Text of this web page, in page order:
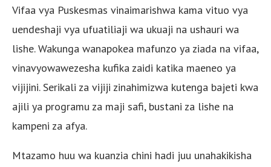
Vifaa vya Puskesmas vinaimarishwa kama vituo vya
uendeshaji vya ufuatiliaji wa ukuaji na ushauri wa
lishe. Wakunga wanapokea mafunzo ya ziada na vifaa,
vinavyowawezesha kufika zaidi katika maeneo ya
vijijini. Serikali za vijiji zinahimizwa kutenga bajeti kwa
ajili ya programu za maji safi, bustani za lishe na
kampeni za afya.
Mtazamo huu wa kuanzia chini hadi juu unahakikisha